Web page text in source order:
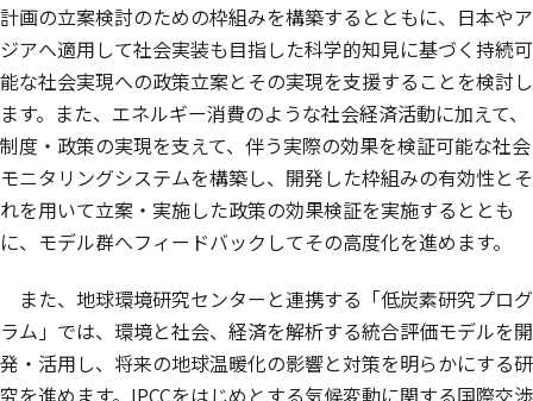
計画の立案検討のための枠組みを構築するとともに、日本やア
ジアへ適用して社会実装も目指した科学的知見に基づく持続可
能な社会実現への政策立案とその実現を支援することを検討し
ます。また、エネルギー消費のような社会経済活動に加えて、
制度・政策の実現を支えて、伴う実際の効果を検証可能な社会
モニタリングシステムを構築し、開発した枠組みの有効性とそ
れを用いて立案・実施した政策の効果検証を実施するととも
に、モデル群へフィードバックしてその高度化を進めます。
また、地球環境研究センターと連携する「低炭素研究プログ
ラム」では、環境と社会、経済を解析する統合評価モデルを開
発・活用し、将来の地球温暖化の影響と対策を明らかにする研
究を進めます。IPCCをはじめとする気候変動に関する国際交渉